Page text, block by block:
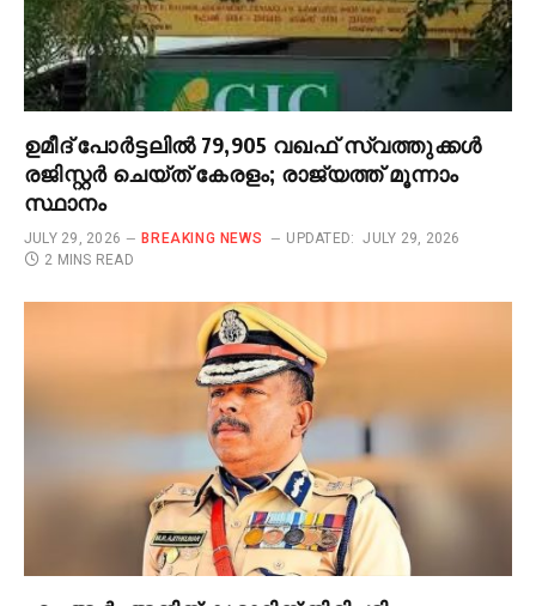
ഉമീദ് പോർട്ടലിൽ 79,905 വഖഫ് സ്വത്തുക്കൾ
രജിസ്റ്റർ ചെയ്ത് കേരളം; രാജ്യത്ത് മൂന്നാം
സ്ഥാനം
JULY 29, 2026 BREAKING NEWS UPDATED: JULY 29, 2026
2 MINS READ